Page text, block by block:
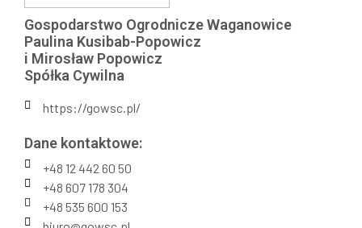
Gospodarstwo Ogrodnicze Waganowice
Paulina Kusibab-Popowicz
i Mirosław Popowicz
Spółka Cywilna
https://gowsc.pl/
Dane kontaktowe:
+48 12 442 60 50
+48 607 178 304
+48 535 600 153